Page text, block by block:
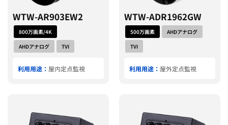
WTW-AR903EW2
800万画素/4K
AHDアナログ
TVI
利用用途： 屋内定点監視
WTW-ADR1962GW
500万画素
AHDアナログ
TVI
利用用途： 屋外定点監視